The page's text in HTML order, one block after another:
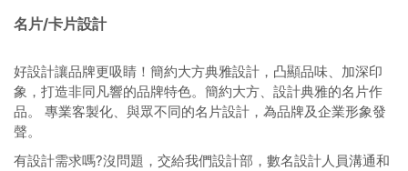
名片/卡片設計
好設計讓品牌更吸睛！簡約大方典雅設計，凸顯品味、加深印
象，打造非同凡響的品牌特色。簡約大方、設計典雅的名片作
品。 專業客製化、與眾不同的名片設計，為品牌及企業形象發
聲。
有設計需求嗎?沒問題，交給我們設計部，數名設計人員溝通和